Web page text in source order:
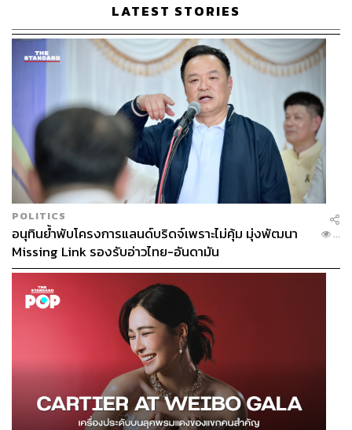
LATEST STORIES
POLITICS
อนุทินย้ำพับโครงการแลนด์บริดจ์เพราะไม่คุ้ม มุ่งพัฒนา
Missing Link รองรับอ่าวไทย-อันดามัน
...